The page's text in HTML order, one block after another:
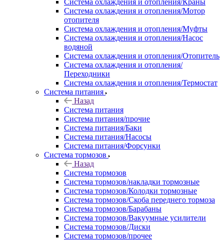
Система охлаждения и отопления/Краны
Система охлаждения и отопления/Мотор
отопителя
Система охлаждения и отопления/Муфты
Система охлаждения и отопления/Насос
водяной
Система охлаждения и отопления/Отопитель
Система охлаждения и отопления/
Переходники
Система охлаждения и отопления/Термостат
Система питания
Назад
Система питания
Система питания/прочие
Система питания/Баки
Система питания/Насосы
Система питания/Форсунки
Система тормозов
Назад
Система тормозов
Система тормозов/накладки тормозные
Система тормозов/Колодки тормозные
Система тормозов/Скоба переднего тормоза
Система тормозов/Барабаны
Система тормозов/Вакуумные усилители
Система тормозов/Диски
Система тормозов/прочее